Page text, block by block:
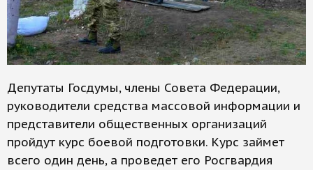
Депутаты Госдумы, члены Совета Федерации,
руководители средства массовой информации и
представители общественных организаций
пройдут курс боевой подготовки. Курс займет
всего один день, а проведет его Росгвардия